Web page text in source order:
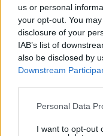
us or personal
your opt-out. You
disclosure of your
IAB’s list of
also be disclosed by
Downstream
Please note that this
not limited to your
Personal Data
I want to opt-out
Οικογενειακή
γιος οι νεκροί
Βίντεο
σύγκρουσης